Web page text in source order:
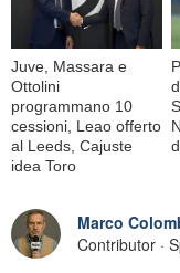
Juve, Massara e
Ottolini
programmano 10
cessioni, Leao offerto
al Leeds, Cajuste
idea Toro
Marco
Contributor ·